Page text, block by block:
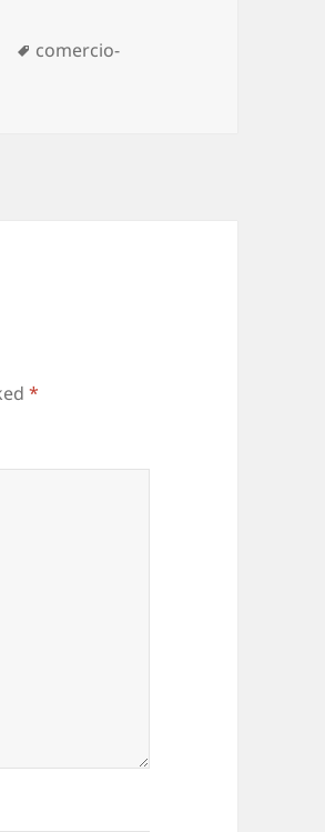
Tags
comercio-
*